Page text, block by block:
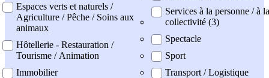
Espaces verts et naturels /
Agriculture / Pêche / Soins aux
animaux
Hôtellerie - Restauration /
Tourisme / Animation
Immobilier
Services à la personne / à la
collectivité (3)
Spectacle
Sport
Transport / Logistique